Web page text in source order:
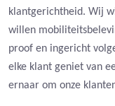
klantgerichtheid. Wij
willen
proof en ingericht
elke klant geniet van
ernaar om onze